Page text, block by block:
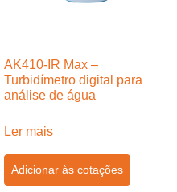
AK410-IR Max –
Turbidímetro digital para
análise de água
Ler mais
Adicionar às cotações